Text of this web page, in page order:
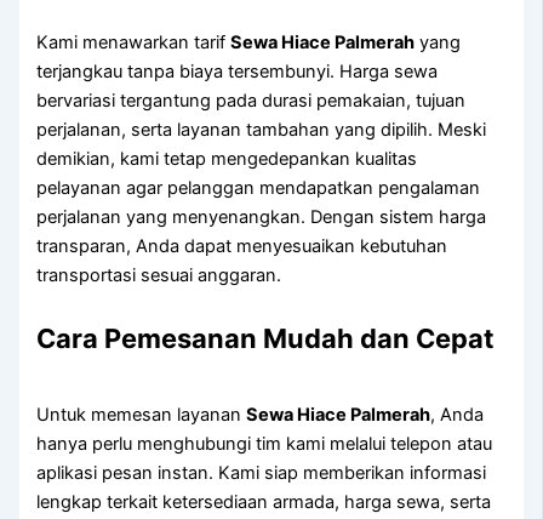
Kami menawarkan tarifSewa Hiace Palmerah yang
terjangkau tanpa biaya tersembunyi. Harga sewa
bervariasi tergantung pada durasi pemakaian, tujuan
perjalanan, serta layanan tambahan yang dipilih. Meski
demikian, kami tetap mengedepankan kualitas
pelayanan agar pelanggan mendapatkan pengalaman
perjalanan yang menyenangkan. Dengan sistem harga
transparan, Anda dapat menyesuaikan kebutuhan
transportasi sesuai anggaran.
Cara Pemesanan Mudah dan Cepat
Untuk memesan layananSewa Hiace Palmerah, Anda
hanya perlu menghubungi tim kami melalui telepon atau
aplikasi pesan instan. Kami siap memberikan informasi
lengkap terkait ketersediaan armada, harga sewa, serta